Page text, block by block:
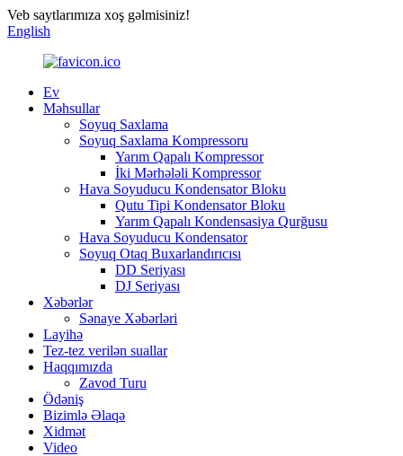
Veb saytlarımıza xoş gəlmisiniz!
English
Ev
Məhsullar
Soyuq Saxlama
Soyuq Saxlama Kompressoru
Yarım Qapalı Kompressor
İki Mərhələli Kompressor
Hava Soyuducu Kondensator Bloku
Qutu Tipi Kondensator Bloku
Yarım Qapalı Kondensasiya Qurğusu
Hava Soyuducu Kondensator
Soyuq Otaq Buxarlandırıcısı
DD Seriyası
DJ Seriyası
Xəbərlər
Sənaye Xəbərləri
Layihə
Tez-tez verilən suallar
Haqqımızda
Zavod Turu
Ödəniş
Bizimlə Əlaqə
Xidmət
Video